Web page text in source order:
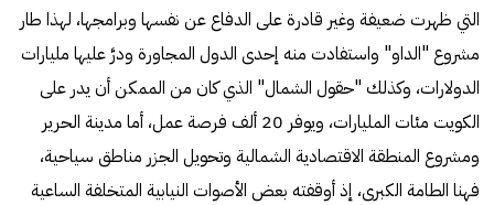
التي ظهرت ضعيفة وغير قادرة على الدفاع عن نفسها وبرامجها، لهذا طار
مشروع "الداو" واستفادت منه إحدى الدول المجاورة ودرَّ عليها مليارات
الدولارات، وكذلك "حقول الشمال" الذي كان من الممكن أن يدر على
الكويت مئات المليارات، ويوفر 20 ألف فرصة عمل، أما مدينة الحرير
ومشروع المنطقة الاقتصادية الشمالية وتحويل الجزر مناطق سياحية،
فهنا الطامة الكبرى، إذ أوقفته بعض الأصوات النيابية المتخلفة الساعية